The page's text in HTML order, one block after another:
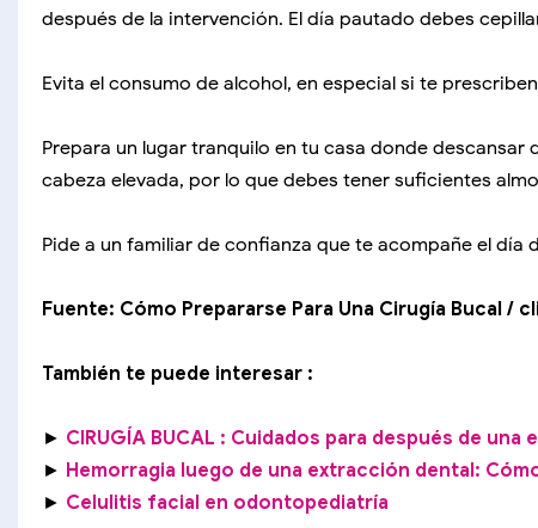
después de la intervención. El día pautado debes
Evita el consumo de alcohol, en especial si te
Prepara un lugar tranquilo en tu casa donde
cabeza elevada, por lo que debes tener suficientes
Pide a un familiar de confianza que te acompañe el
Fuente: Cómo Prepararse Para Una Cirugía Bucal /
También te puede interesar :
► CIRUGÍA BUCAL : Cuidados para después de
► Hemorragia luego de una extracción dental:
► Celulitis facial en odontopediatría